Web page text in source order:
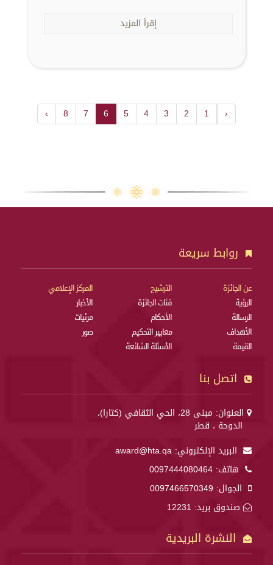
إقرأ المزيد
‹
1
2
3
4
5
6
7
8
›
روابط سريعة
عن الجائزة
الرؤية
الرسالة
الأهداف
القيمة
الترشيح
فئات الجائزة
الأحكام
معايير التحكيم
الأسئلة الشائعة
المركز الإعلامي
الأخبار
مرئيات
صور
اتصل بنا
العنوان: مبنى 28، الحي الثقافي (كتارا)،
الدوحة ، قطر
البريد الإلكتروني: award@hta.qa
هاتف: 0097444080464
الجوال: 0097466570349
صندوق بريد: 12231
النشرة البريدية